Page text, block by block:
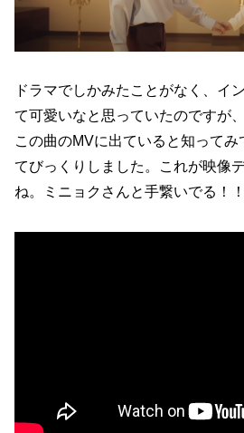
ドラマでしかみたことがなく、イ
て可愛いなと思っていたのですが
この曲のMVに出ていると知って
てびっくりしました。これが映像
ね。ミニョクさんと手繋いでる！！